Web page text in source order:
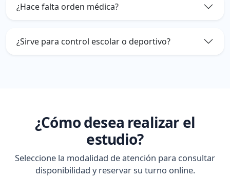
¿Hace falta orden médica?
¿Sirve para control escolar o deportivo?
¿Cómo desea realizar el
estudio?
Seleccione la modalidad de atención para consultar
disponibilidad y reservar su turno online.